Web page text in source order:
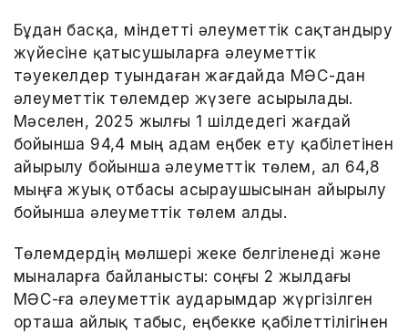
Бұдан басқа, міндетті әлеуметтік сақтандыру
жүйесіне қатысушыларға әлеуметтік
тәуекелдер туындаған жағдайда МӘСҚ-дан
әлеуметтік төлемдер жүзеге асырылады.
Мәселен, 2025 жылғы 1 шілдедегі жағдай
бойынша 94,4 мың адам еңбек ету қабілетінен
айырылу бойынша әлеуметтік төлем, ал 64,8
мыңға жуық отбасы асыраушысынан айырылу
бойынша әлеуметтік төлем алды.
Төлемдердің мөлшері жеке белгіленеді және
мыналарға байланысты: соңғы 2 жылдағы
МӘСҚ-ға әлеуметтік аударымдар жүргізілген
орташа айлық табыс, еңбекке қабілеттілігінен